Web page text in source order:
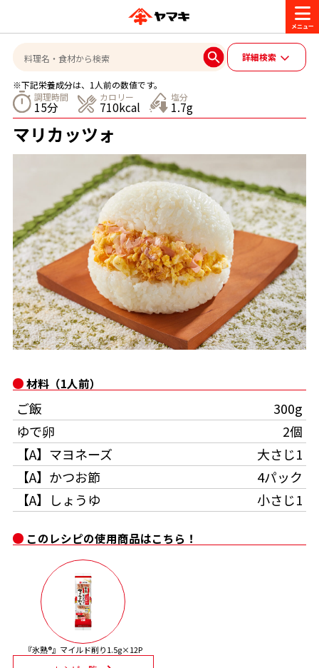
商品情報
ブランド一覧
ヤマキ『めんつゆ』 ヤマキ 割烹白だし
旨さ、別格。だし屋の鍋 韓福善シリーズ
サッと鍋®
レシピ
おいしいレシピを探す
おいしいレシピトップ
主食レシピ
主菜レシピ
汁物レシピ
おいしいレシピを商品から探す
かつお節レシピ
割烹白だしレシピ
レシピ特設サイト
割烹白だしレシピ特集
かつお節・だしを楽しむ
かつお節・だしを知る
だしの取り方
かつお節の削り方
かつお節・だしをもっと知る
かつお節・だしを楽しむ
だしコミュ
CM・キャンペーン
CM
キャンペーン一覧
企業・採用情報
企業情報
- 百年対話
採用情報
- ジョブリターン制
お問い合わせ
ヤマキお客様相談室
オンラインショップ
Global
詳細検索
※下記栄養成分は、1人前の数値です。
調理時間
15分
カロリー
710kcal
塩分
1.7g
マリカッツォ
このレシピの使用商品はこちら！
『氷熟®』マイルド削り1.5g×12P
材料（1人前）
ご飯
300g
ゆで卵
2個
【A】マヨネーズ
大さじ1
【A】かつお節
4パック
【A】しょうゆ
小さじ1